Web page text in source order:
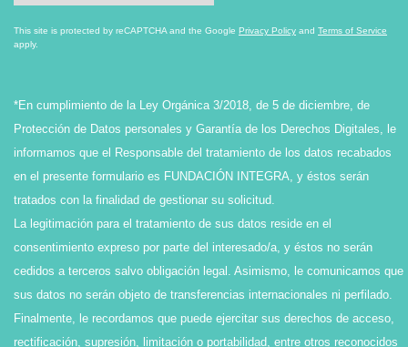
This site is protected by reCAPTCHA and the Google Privacy Policy and Terms of Service
apply.
*En cumplimiento de la Ley Orgánica 3/2018, de 5 de diciembre, de
Protección de Datos personales y Garantía de los Derechos Digitales, le
informamos que el Responsable del tratamiento de los datos recabados
en el presente formulario es FUNDACIÓN INTEGRA, y éstos serán
tratados con la finalidad de gestionar su solicitud.
La legitimación para el tratamiento de sus datos reside en el
consentimiento expreso por parte del interesado/a, y éstos no serán
cedidos a terceros salvo obligación legal. Asimismo, le comunicamos que
sus datos no serán objeto de transferencias internacionales ni perfilado.
Finalmente, le recordamos que puede ejercitar sus derechos de acceso,
rectificación, supresión, limitación o portabilidad, entre otros reconocidos